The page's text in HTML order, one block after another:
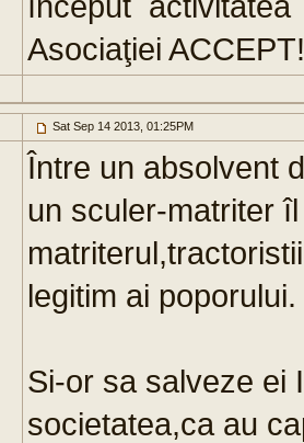
Asociaţiei ACCEPT!
Sat Sep 14 2013, 01:25PM
Între un absolvent
un sculer-matriter
legitim ai poporului.
Si-or sa salveze ei
societatea,ca au